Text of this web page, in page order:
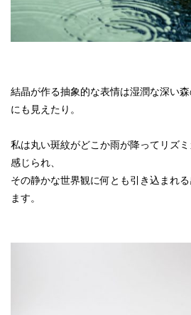
結晶が作る抽象的な表情は湿潤な深い
にも見えたり。
私は丸い斑紋がどこか雨が降ってリズ
感じられ、
その静かな世界観に何とも引き込まれ
ます。